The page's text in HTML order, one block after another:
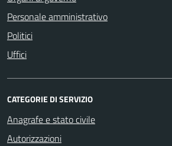
Personale amministrativo
Politici
Uffici
CATEGORIE DI SERVIZIO
Anagrafe e stato civile
Autorizzazioni